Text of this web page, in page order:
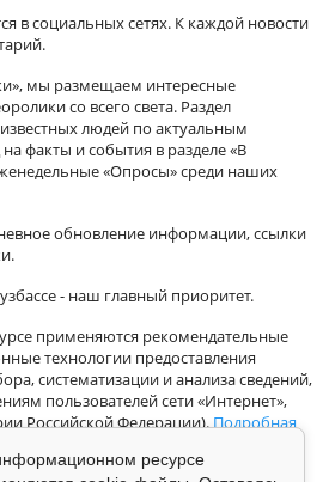
в социальных сетях. К каждой новости
мы размещаем интересные
со всего света. Раздел
людей по актуальным
факты и события в разделе «В
«Опросы» среди наших
обновление информации, ссылки
- наш главный приоритет.
применяются рекомендательные
технологии предоставления
систематизации и анализа сведений,
пользователей сети «Интернет»,
Российской Федерации).Подробная
ресурсе